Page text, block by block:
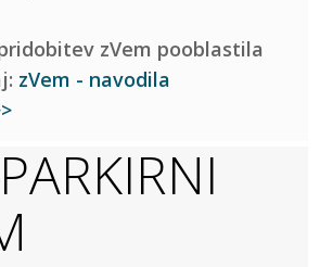
zVem pooblastila
zVem - navodila